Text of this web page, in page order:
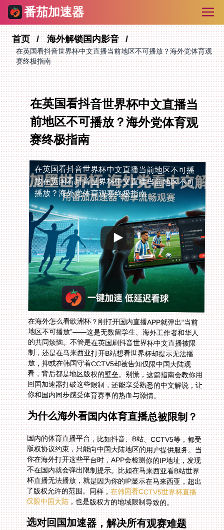
番茄加速器
首页 海外解锁国内影音
在英国看抖音世界杯中文直播当前地区不可播放？海外党体育观
赛终极指南
在英国看抖音世界杯中文直播当
前地区不可播放？海外党体育观
赛终极指南
在英国看抖音世界杯中文直播当前地区不可播
放在英国看抖音世界杯中文直播当前地区不可
播放？海外党体育观赛终极指南
在海外怎么看欧洲杯？刚打开国内直播APP就弹出“当前
地区不可播放”——这是无数留学生、海外工作者和华人
的共同烦恼。不管是在英国刷抖音世界杯中文直播被限
制，还是在马来西亚打开B站想看世界杯却提示无法播
放，抑或在韩国守着CCTV5却被告知仅限中国大陆观
看，背后都是地区版权的壁垒。别慌，这篇指南会教你用
回国加速器打破这些限制，还能享受熟悉的中文解说，让
你和国内同步感受体育赛事的热血与激情。
为什么海外看国内体育直播总被限制？
国内的体育直播平台，比如抖音、B站、CCTV5等，都受
版权协议约束，只能向中国大陆地区的用户提供服务。当
你在海外打开这些平台时，APP会检测你的IP地址，发现
不在国内就会弹出限制提示。比如在马来西亚看B站世界
杯直播无法播放，就是因为你的IP显示在马来西亚，超出
了版权允许的范围。同样，在韩国看CCTV5世界杯直播
仅限中国大陆，也是版权方的地域限制导致的。
选对回国加速器，解决所有观赛难题